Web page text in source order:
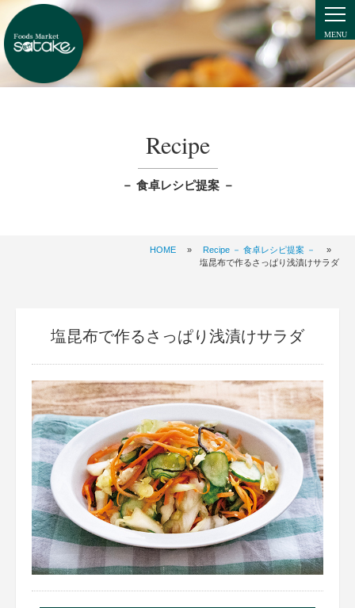
Recipe
－ 食卓レシピ提案 －
HOME » Recipe － 食卓レシピ提案 －
»
塩昆布で作るさっぱり浅漬けサラダ
塩昆布で作るさっぱり浅漬けサラダ